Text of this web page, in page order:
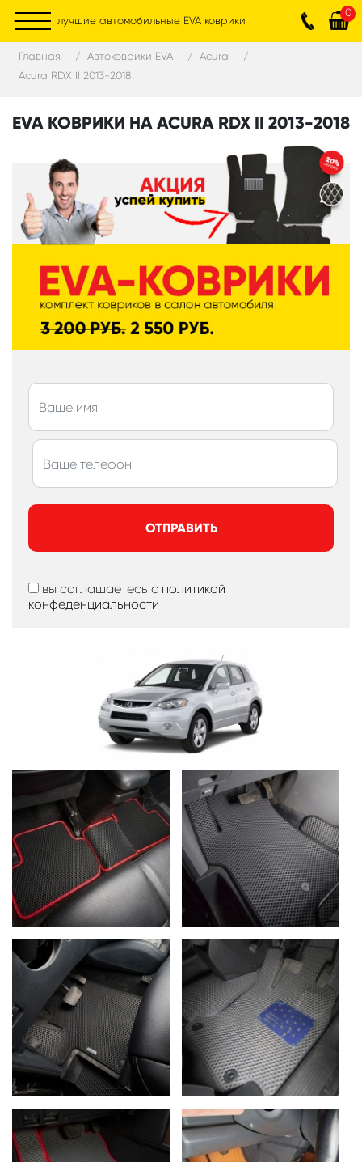
лучшие автомобильные EVA коврики
0
Главная Автоковрики EVA
Acura
Acura RDX II 2013-2018
EVA КОВРИКИ НА ACURA RDX II 2013-2018
ОТПРАВИТЬ
вы соглашаетесь с политикой
конфеденциальности